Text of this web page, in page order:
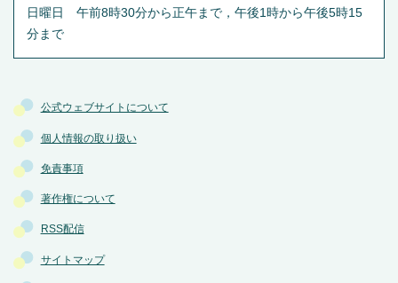
公式ウェブサイトについて
個人情報の取り扱い
免責事項
著作権について
RSS配信
サイトマップ
日曜日 午前8時30分から正午まで，午後1時から午後5時15
分まで